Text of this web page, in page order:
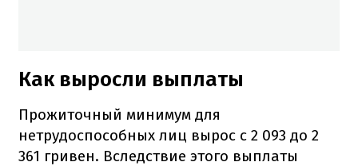
Как выросли выплаты
Прожиточный минимум для
нетрудоспособных лиц вырос с 2 093 до 2
361 гривен. Вследствие этого выплаты